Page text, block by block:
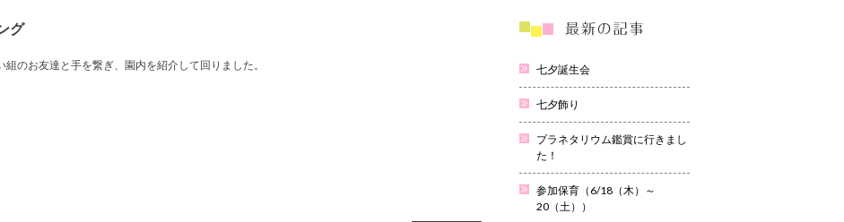
グ
組のお友達と手を繋ぎ、園内を紹介して回りました。 七夕誕生会
七夕飾り
プラネタリウム鑑賞に行きまし
た！
参加保育（6/18（木）～
20（土））